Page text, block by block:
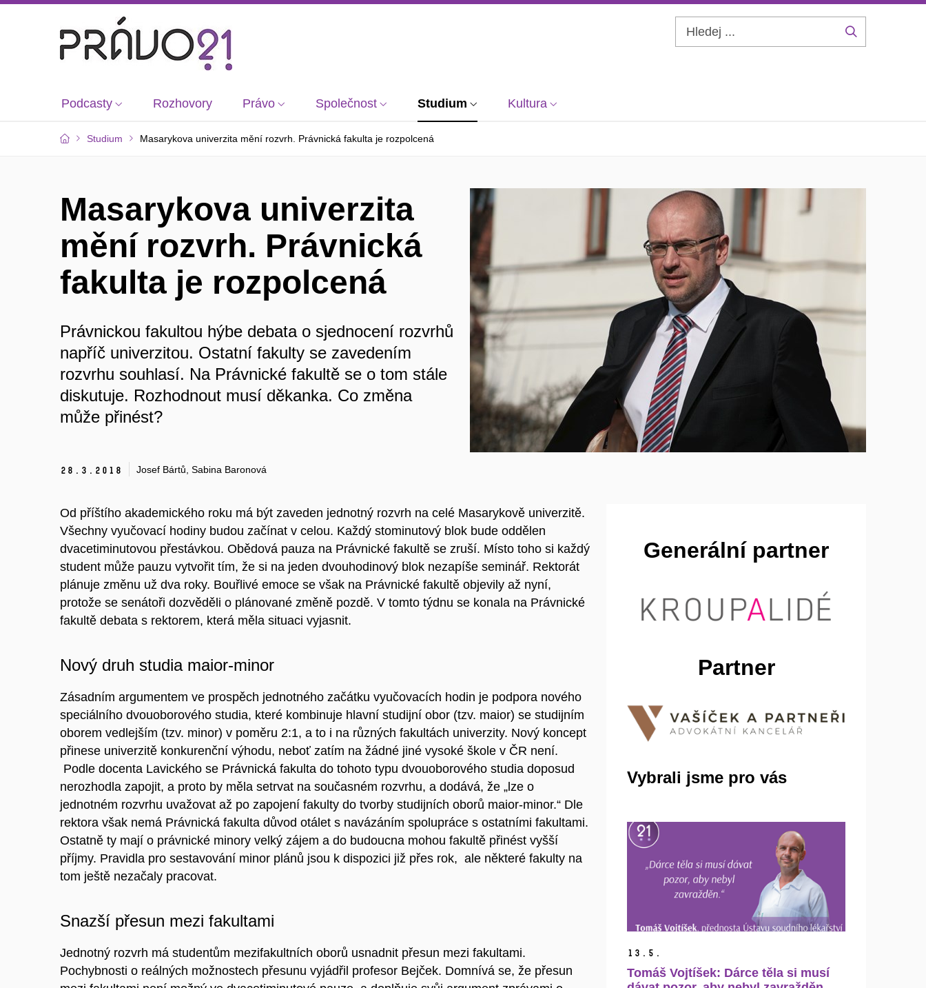
Podcasty Rozhovory Právo Společnost Studium Kultura
Studium Masarykova univerzita mění rozvrh. Právnická fakulta je rozpolcená
Masarykova univerzita
mění rozvrh. Právnická
fakulta je rozpolcená
Právnickou fakultou hýbe debata o sjednocení rozvrhů
napříč univerzitou. Ostatní fakulty se zavedením
rozvrhu souhlasí. Na Právnické fakultě se o tom stále
diskutuje. Rozhodnout musí děkanka. Co změna
může přinést?
28. 3. 2018 Josef Bártů, Sabina Baronová
Od příštího akademického roku má být zaveden jednotný rozvrh na celé Masarykově univerzitě.
Všechny vyučovací hodiny budou začínat v celou. Každý stominutový blok bude oddělen
dvacetiminutovou přestávkou. Obědová pauza na Právnické fakultě se zruší. Místo toho si každý
student může pauzu vytvořit tím, že si na jeden dvouhodinový blok nezapíše seminář. Rektorát
pl ánuje změnu už dva roky. Bouřlivé emoce se však na Právnické fakultě objevily až nyní,
protože se senátoři dozvěděli o plánované změně pozdě. V tomto týdnu se konala na Právnické
fakultě debata s rektorem, která měla situaci vyjasnit.
Nový druh studia maior-minor
Zásadním argumentem ve prospěch jednotného začátku vyučovacích hodin je podpora nového
speciálního dvouoborového studia, které kombinuje hlavní studijní obor (tzv. maior) se studijním
oborem vedlejším (tzv. minor) v poměru 2:1, a to i na různých fakultách univerzity. Nový koncept
přinese univerzitě konkurenční výhodu, neboť zatím na žádné jiné vysoké škole v ČR není.
Podle docenta Lavického se Právnická fakulta do tohoto typu dvouoborového studia doposud
nerozhodla zapojit, a proto by měla setrvat na současném rozvrhu, a dodává, že „lze o
jednotném rozvrhu uvažovat až po zapojení fakulty do tvorby studijních oborů maior-minor.“ Dle
rektora však nemá Právnická fakulta důvod otálet s navázáním spolupráce s ostatními fakultami.
Ostatně ty mají o právnické minory velký zájem a do budoucna mohou fakultě přinést vyšší
příjmy. Pravidla pro sestavování minor plánů jsou k dispozici již přes rok, ale některé fakulty na
tom ještě nezačaly pracovat.
Snazší přesun mezi fakultami
Jednotný rozvrh má studentům mezifakultních oborů usnadnit přesun mezi fakultami.
Pochybnosti o reálných možnostech přesunu vyjádřil profesor Bejček. Domnívá se, že přesun
Generální partner
Partner
Vybrali jsme pro vás
13. 5.
Tomáš Vojtíšek: Dárce těla si musí